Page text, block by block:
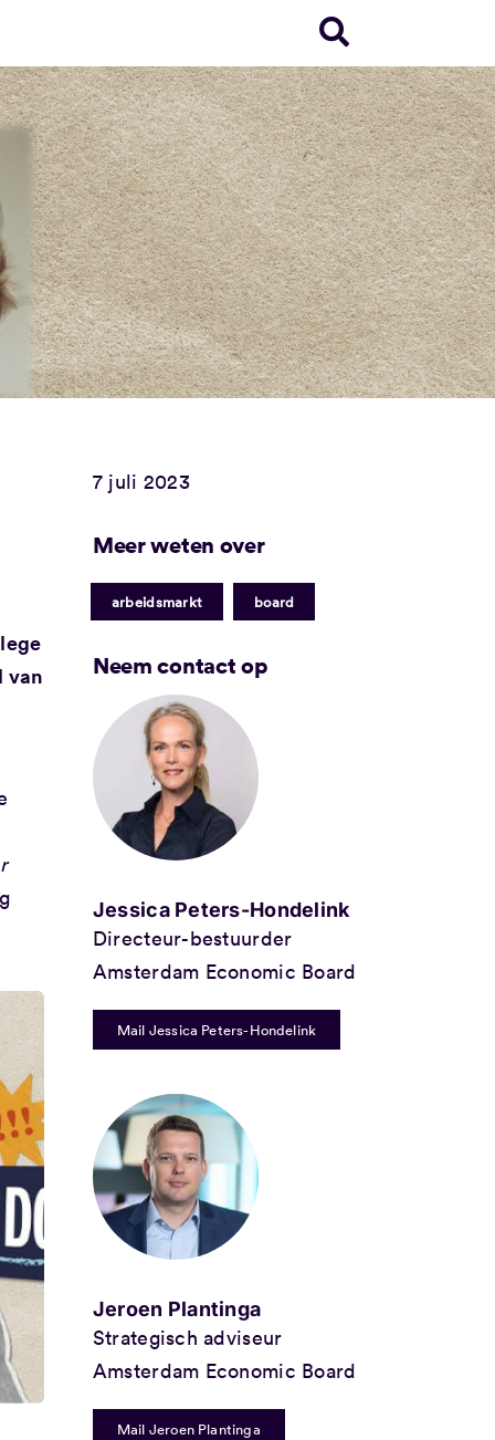
van
7 juli 2023
Meer weten over
arbeidsmarkt board
Neem contact op
Jessica Peters-Hondelink
Directeur-bestuurder
Amsterdam Economic Board
Mail Jessica Peters-Hondelink
Jeroen Plantinga
Strategisch adviseur
Amsterdam Economic Board
Mail Jeroen Plantinga